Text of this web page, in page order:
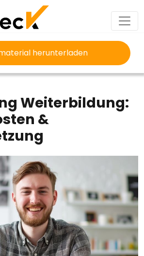
herunterladen
WEITERBILDUNG
Weiterbildung:
&